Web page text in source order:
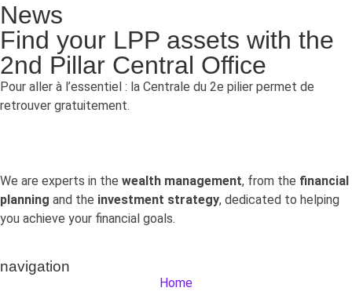
News
Find your LPP assets with the
2nd Pillar Central Office
Pour aller à l’essentiel : la Centrale du 2e pilier permet de
retrouver gratuitement.
We are experts in the wealth management, from the financial
planning and the investment strategy, dedicated to helping
you achieve your financial goals.
navigation
Home